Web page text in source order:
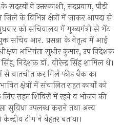
ने उत्तरकाशी, रूद्रप्रयाग, पौड़ी
के विभिन्न क्षेत्रों में जाकर आपदा से
को सचिवालय में मुख्यमंत्री से भेंट
सचिव आर. प्रसन्ना के नेतृत्व में आई
अभियंता सुधीर कुमार, उप निदेशक
निदेशक डॉ. वीरेन्द्र सिंह शामिल थे।
से बातचीत कर मिले फीड बैक का
क्षेत्रों में संचालित राहत कार्यों को
लिए राहत शिविरों में रहने व भोजन की
सुविधा उपलब्ध कराने तथा अन्य
टीम ने बेहतर बताया।